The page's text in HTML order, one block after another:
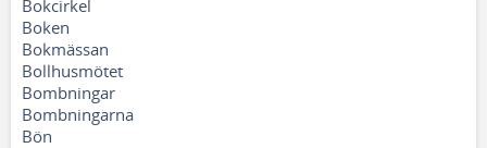
Bokcirkel
Boken
Bokmässan
Bollhusmötet
Bombningar
Bombningarna
Bön